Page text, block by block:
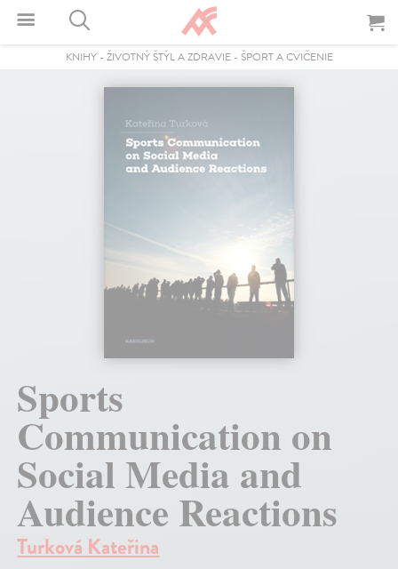
KNIHY- ŽIVOTNÝ ŠTÝL A ZDRAVIE- ŠPORT A CVIČENIE
Sports
Communication on
Social Media and
Audience Reactions
Turková Kateřina